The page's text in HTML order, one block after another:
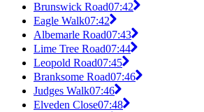
Brunswick Road07:42
Eagle Walk07:42
Albemarle Road07:43
Lime Tree Road07:44
Leopold Road07:45
Branksome Road07:46
Judges Walk07:46
Elveden Close07:48